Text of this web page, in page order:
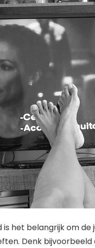
het belangrijk om
Denk